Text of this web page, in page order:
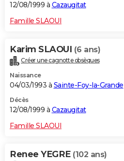
12/08/1999 à Cazaugitat
Famille SLAOUI
Karim SLAOUI (6 ans)
Créer une cagnotte obsèques
Naissance
04/03/1993 à Sainte-Foy-la-Grande
Décès
12/08/1999 à Cazaugitat
Famille SLAOUI
Renee YEGRE (102 ans)